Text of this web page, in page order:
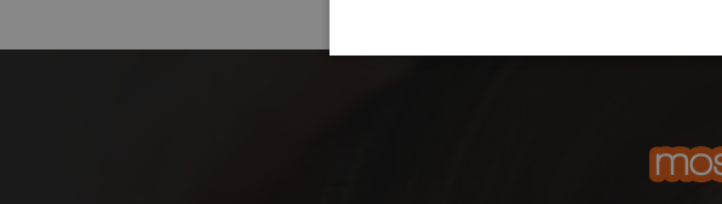
Cookies
Cookies de